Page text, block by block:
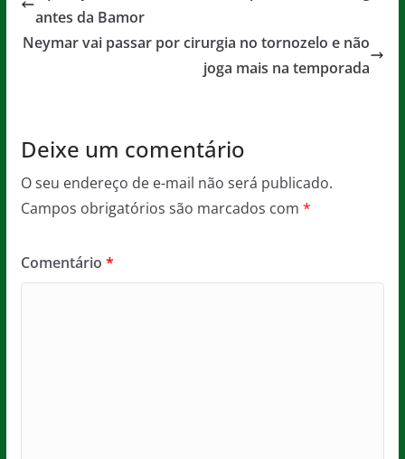
b
o p e
antes da Bamor
Neymar vai passar por cirurgia no tornozelo e não
joga mais na temporada
Deixe um comentário
O seu endereço de e-mail não será publicado.
Campos obrigatórios são marcados com *
Comentário *